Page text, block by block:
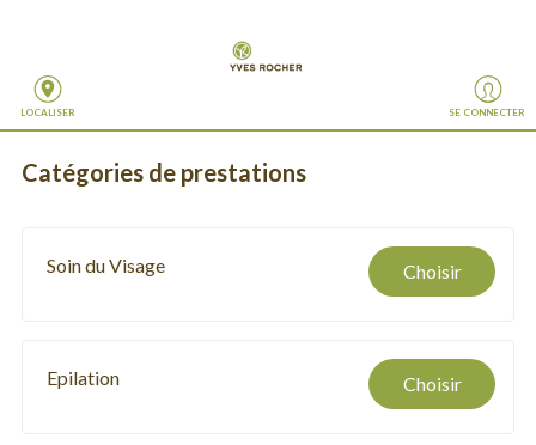
LOCALISER SE CONNECTER
Catégories de prestations
Choisir
Soin du Visage
Choisir
Epilation